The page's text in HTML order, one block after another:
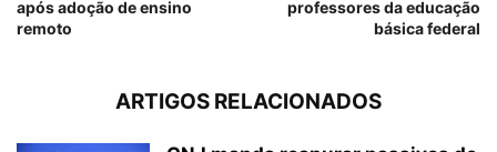
após adoção de ensino
remoto
professores da educação
básica federal
ARTIGOS RELACIONADOS